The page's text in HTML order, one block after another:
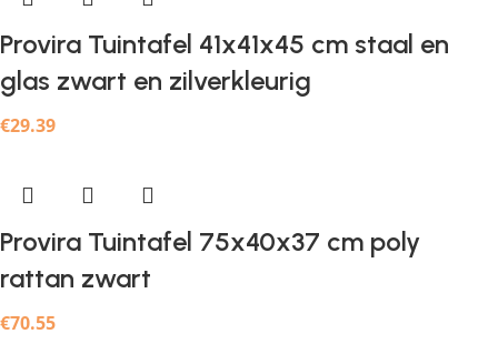
Provira Tuintafel 41x41x45 cm staal en
glas zwart en zilverkleurig
€29.39
Provira Tuintafel 75x40x37 cm poly
rattan zwart
€70.55